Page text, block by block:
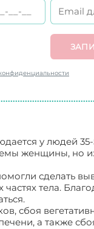
у людей 35-
женщины, но
сделать
тела.
сбоя
а также